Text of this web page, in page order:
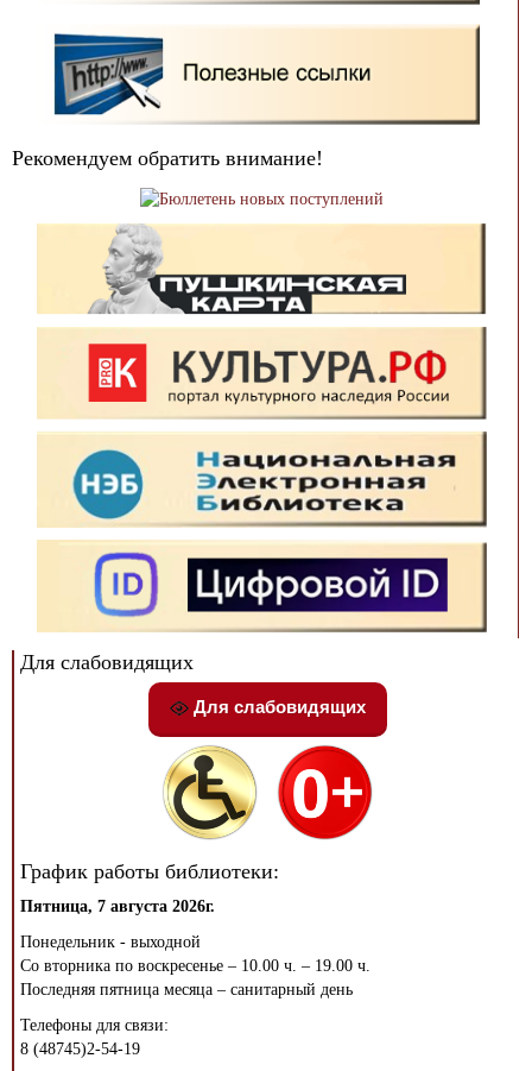
Рекомендуем обратить внимание!
Для слабовидящих
Для слабовидящих
График работы библиотеки:
Пятница, 7 августа 2026г.
Понедельник - выходной
Со вторника по воскресенье – 10.00 ч. – 19.00 ч.
Последняя пятница месяца – санитарный день
Телефоны для связи:
8 (48745)2-54-19